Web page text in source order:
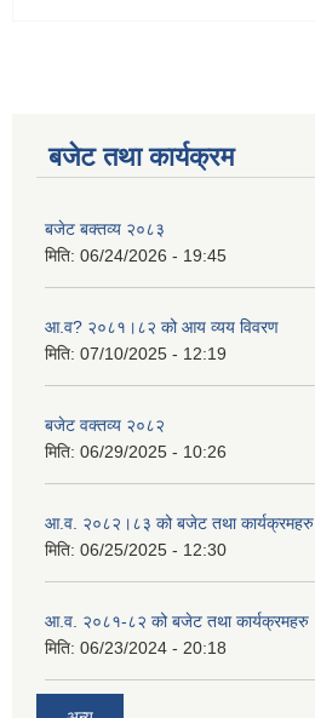
बजेट तथा कार्यक्रम
बजेट बक्तव्य २०८३
मिति: 06/24/2026 - 19:45
आ.व? २०८१।८२ को आय व्यय विवरण
मिति: 07/10/2025 - 12:19
बजेट वक्तव्य २०८२
मिति: 06/29/2025 - 10:26
आ.व. २०८२।८३ को बजेट तथा कार्यक्रमहरु
मिति: 06/25/2025 - 12:30
आ.व. २०८१-८२ को बजेट तथा कार्यक्रमहरु
मिति: 06/23/2024 - 20:18